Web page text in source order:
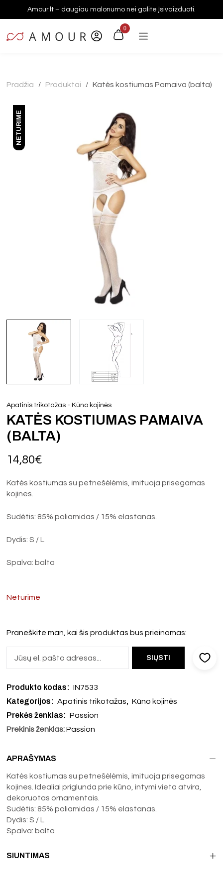
Amour.lt – daugiau malonumo nei galite įsivaizduoti.
0
Pradžia / Produktai / Katės kostiumas Pamaiva (balta)
NETURIME
Apatinis trikotažas -Kūno kojinės
KATĖS KOSTIUMAS PAMAIVA
(BALTA)
14,80€
Katės kostiumas su petnešėlėmis, imituoja prisegamas
kojines.
Sudėtis: 85% poliamidas / 15% elastanas.
Dydis: S / L
Spalva: balta
Neturime
Praneškite man, kai šis produktas bus prieinamas:
Produkto kodas: IN7533
Kategorijos: Apatinis trikotažas, Kūno kojinės
Prekės ženklas: Passion
Prekinis ženklas: Passion
APRAŠYMAS
Katės kostiumas su petnešėlėmis, imituoja prisegamas
kojines. Idealiai priglunda prie kūno, intymi vieta atvira,
dekoruotas ornamentais.
Sudėtis: 85% poliamidas / 15% elastanas.
Dydis: S / L
Spalva: balta
SIUNTIMAS